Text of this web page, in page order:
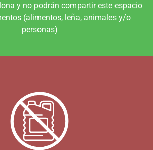
y no podrán compartir este espacio
(alimentos, leña, animales y/o
personas)